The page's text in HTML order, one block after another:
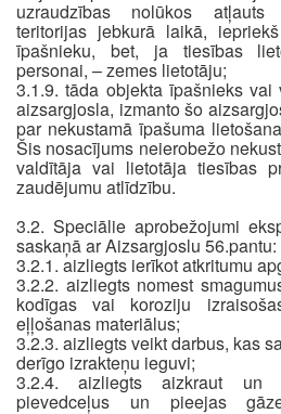
uzraudzības nolūkos atļauts
teritorijas jebkurā laikā,
īpašnieku, bet, ja tiesības
personai, – zemes lietotāju;
3.1.9. tāda objekta īpašnieks vai
aizsargjosla, izmanto šo
par nekustamā īpašuma
Šis nosacījums neierobežo
valdītāja vai lietotāja tiesības
zaudējumu atlīdzību.
3.2. Speciālie aprobežojumi
saskaņā ar Aizsargjoslu 56.pantu:
3.2.1. aizliegts ierīkot atkritumu
3.2.2. aizliegts nomest
kodīgas vai koroziju
eļļošanas materiālus;
3.2.3. aizliegts veikt darbus, kas
derīgo izrakteņu ieguvi;
3.2.4. aizliegts aizkraut un
pievedceļus un pieejas